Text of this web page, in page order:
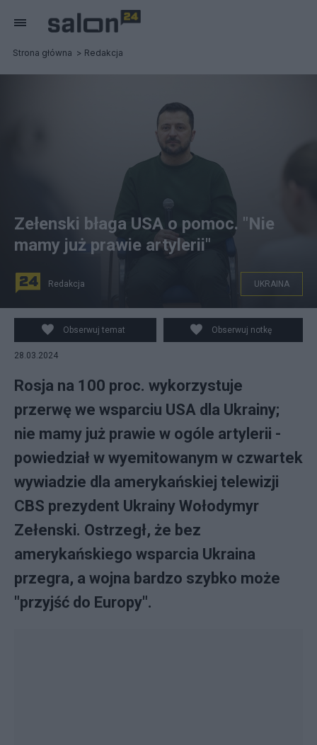
Strona główna Redakcja
fot. X
Zełenski błaga USA o pomoc. "Nie
mamy już prawie artylerii"
Redakcja UKRAINA
Obserwuj temat Obserwuj notkę
28.03.2024
Rosja na 100 proc. wykorzystuje
przerwę we wsparciu USA dla Ukrainy;
nie mamy już prawie w ogóle artylerii -
powiedział w wyemitowanym w czwartek
wywiadzie dla amerykańskiej telewizji
CBS prezydent Ukrainy Wołodymyr
Zełenski. Ostrzegł, że bez
amerykańskiego wsparcia Ukraina
przegra, a wojna bardzo szybko może
"przyjść do Europy".